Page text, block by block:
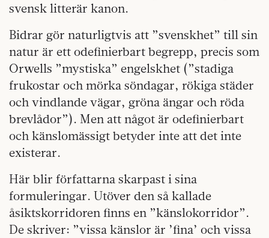
svensk litterär kanon.
Bidrar gör naturligtvis att ”svenskhet” till sin
natur är ett odefinierbart begrepp, precis som
Orwells ”mystiska” engelskhet (”stadiga
frukostar och mörka söndagar, rökiga städer
och vindlande vägar, gröna ängar och röda
brevlådor”). Men att något är odefinierbart
och känslomässigt betyder inte att det inte
existerar.
Här blir författarna skarpast i sina
formuleringar. Utöver den så kallade
åsiktskorridoren finns en ”känslokorridor”.
De skriver: ”vissa känslor är ’fina’ och vissa